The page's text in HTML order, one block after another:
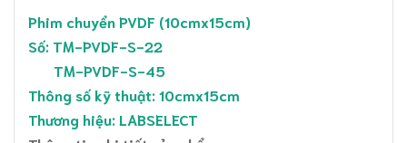
Phim chuyển PVDF (10cmx15cm)
Số: TM-PVDF-S-22
TM-PVDF-S-45
Thông số kỹ thuật: 10cmx15cm
Thương hiệu: LABSELECT